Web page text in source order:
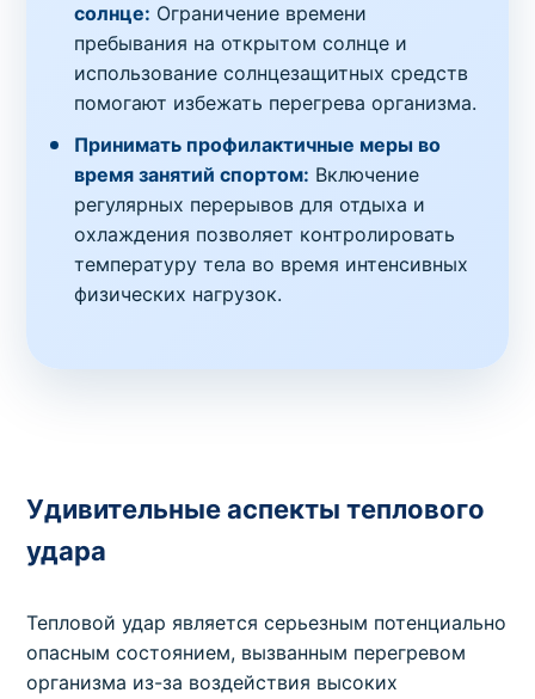
солнце: Ограничение времени
пребывания на открытом солнце и
использование солнцезащитных средств
помогают избежать перегрева организма.
Принимать профилактичные меры во
время занятий спортом: Включение
регулярных перерывов для отдыха и
охлаждения позволяет контролировать
температуру тела во время интенсивных
физических нагрузок.
Удивительные аспекты теплового
удара
Тепловой удар является серьезным потенциально
опасным состоянием, вызванным перегревом
организма из-за воздействия высоких